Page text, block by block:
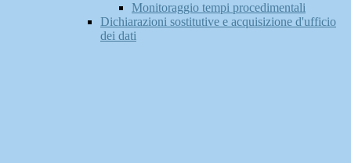
Monitoraggio tempi procedimentali
Dichiarazioni sostitutive e acquisizione d'ufficio
dei dati